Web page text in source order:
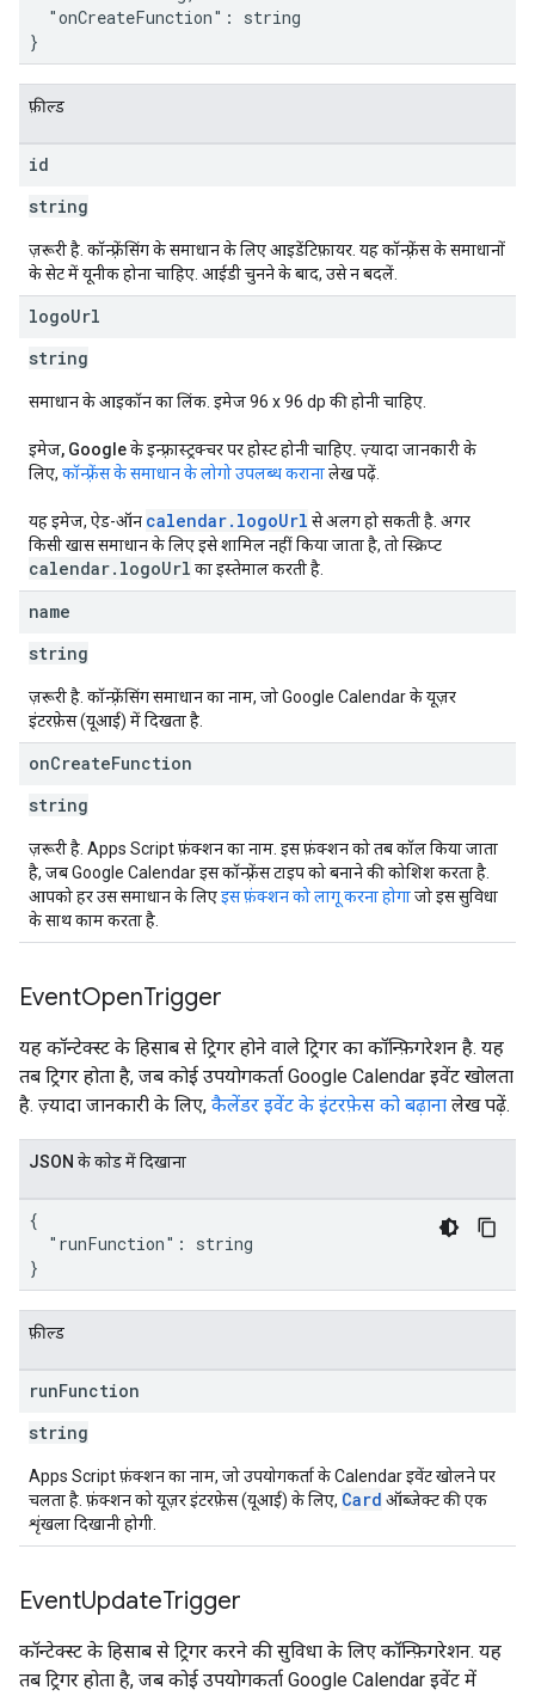
  "onCreateFunction": string
}
फ़ील्ड
id
string
ज़रूरी है . कॉन्फ़्रेंसिंग के समाधान के लिए आइडेंटिफ़ायर. यह कॉन्फ़्रेंस के समाधानों
के सेट में यूनीक होना चाहिए. आईडी चुनने के बाद, उसे न बदलें.
logoUrl
string
समाधान के आइकॉन का लिंक. इमेज 96 x 96 dp की होनी चाहिए.
इमेज, Google के इन्फ़्रास्ट्रक्चर पर होस्ट होनी चाहिए. ज़्यादा जानकारी के
लिए, कॉन्फ़्रेंस के समाधान के लोगो उपलब्ध करानालेख पढ़ें.
यह इमेज, ऐड-ऑन calendar.logoUrl से अलग हो सकती है. अगर
किसी खास समाधान के लिए इसे शामिल नहीं किया जाता है, तो स्क्रिप्ट
calendar. logoUrl का इस्तेमाल करती है.
name
string
ज़रूरी है . कॉन्फ़्रेंसिंग समाधान का नाम, जो Google Calendar के यूज़र
इंटरफ़ेस (यूआई) में दिखता है.
onCreateFunction
string
ज़रूरी है . Apps Script फ़ंक्शन का नाम. इस फ़ंक्शन को तब कॉल किया जाता
है, जब Google Calendar इस कॉन्फ़्रेंस टाइप को बनाने की कोशिश करता है.
आपको हर उस समाधान के लिएइस फ़ंक्शन को लागू करना होगाजो इस सुविधा
के साथ काम करता है.
EventOpenTrigger
यह कॉन्टेक्स्ट के हिसाब से ट्रिगर होने वाले ट्रिगर का कॉन्फ़िगरेशन है. यह
तब ट्रिगर होता है, जब कोई उपयोगकर्ता Google Calendar इवेंट खोलता
है. ज़्यादा जानकारी के लिए, कैलेंडर इवेंट के इंटरफ़ेस को बढ़ाना लेख पढ़ें.
JSON के काेड में दिखाना
{
  "runFunction": string
}
फ़ील्ड
runFunction
string
Apps Script फ़ंक्शन का नाम, जो उपयोगकर्ता के Calendar इवेंट खोलने पर
चलता है. फ़ंक्शन को यूज़र इंटरफ़ेस (यूआई) के लिए, Card ऑब्जेक्ट की एक
शृंखला दिखानी होगी.
EventUpdateTrigger
कॉन्टेक्स्ट के हिसाब से ट्रिगर करने की सुविधा के लिए कॉन्फ़िगरेशन. यह
तब ट्रिगर होता है, जब कोई उपयोगकर्ता Google Calendar इवेंट में